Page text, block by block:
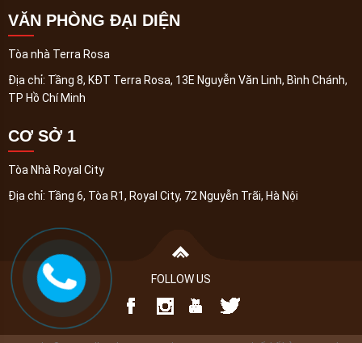
VĂN PHÒNG ĐẠI DIỆN
Tòa nhà Terra Rosa
Địa chỉ: Tầng 8, KĐT Terra Rosa, 13E Nguyễn Văn Linh, Bình Chánh,
TP Hồ Chí Minh
CƠ SỞ 1
Tòa Nhà Royal City
Địa chỉ: Tầng 6, Tòa R1, Royal City, 72 Nguyễn Trãi, Hà Nội
FOLLOW US